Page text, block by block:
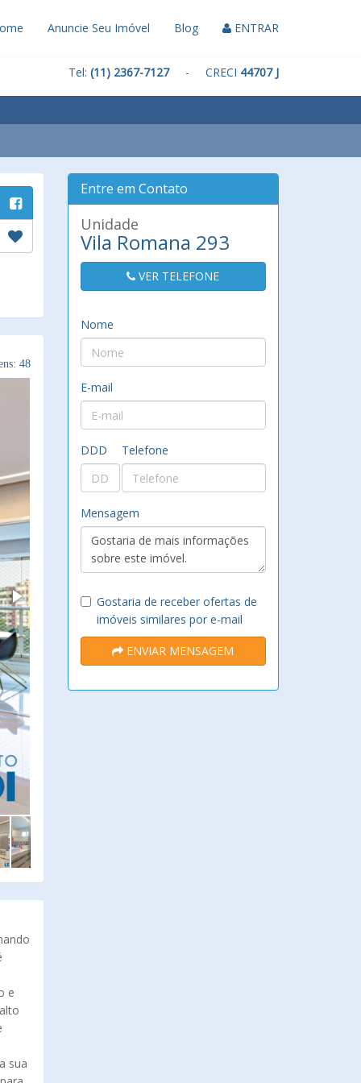
Anuncie Seu Imóvel Blog ENTRAR
Tel: (11) 2367-7127- CRECI 44707 J
48
e
sua
Entre em Contato
Unidade
Vila Romana 293
VER TELEFONE
Nome
E-mail
DDD Telefone
Mensagem
Gostaria de receber ofertas de
imóveis similares por e-mail
ENVIAR MENSAGEM